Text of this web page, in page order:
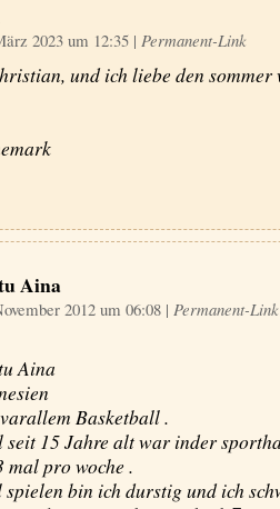
2023 um 12:35 | Permanent-Link
und ich liebe den sommer
Aina
2012 um 06:08 | Permanent-Link
Aina
Basketball .
seit 15 Jahre alt war inder
mal pro woche .
bin ich durstig und ich